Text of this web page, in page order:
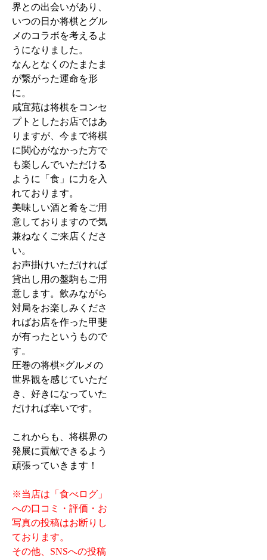
界との出会いがあり、
いつの日か将棋とグル
メのコラボを考えるよ
うになりました。
なんとなくのたまたま
が繋がった運命を形
に。
咸宜苑は将棋をコンセ
プトとしたお店ではあ
りますが、今まで将棋
に関心がなかった方で
も楽しんでいただける
ように「食」に力を入
れております。
美味しい酒と肴をご用
意しておりますので気
兼ねなくご来店くださ
い。
お声掛けいただければ
貸出し用の盤駒もご用
意します。飲みながら
対局をお楽しみくださ
ればお店を作った甲斐
が有ったというもので
す。
圧巻の将棋×グルメの
世界観を感じていただ
き、好きになっていた
だければ幸いです。
これからも、将棋界の
発展に貢献できるよう
頑張っていきます！
※当店は「食べログ」
への口コミ・評価・お
写真の投稿はお断りし
ております。
その他、SNSへの投稿